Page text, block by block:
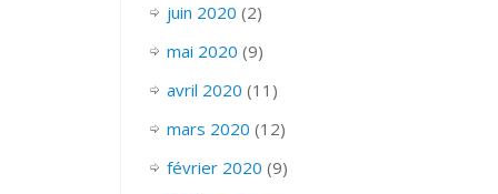
juin 2020 (2)
mai 2020 (9)
avril 2020 (11)
mars 2020 (12)
février 2020 (9)